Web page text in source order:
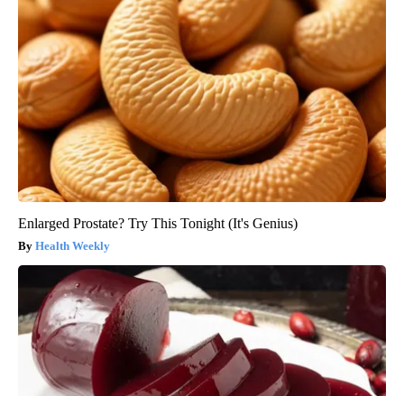
Enlarged Prostate? Try This Tonight (It's Genius)
Health Weekly